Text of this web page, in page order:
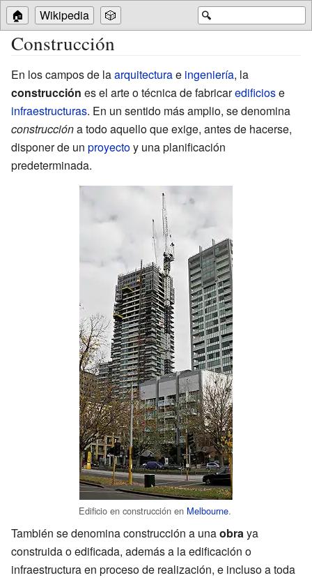
🔍
🏠 Wikipedia 🎲
Construcción
En los campos de laarquitecturae ingeniería, la
construcción es el arte o técnica de fabricaredificiose
infraestructuras. En un sentido más amplio, se denomina
construccióna todo aquello que exige, antes de hacerse,
disponer de un proyectoy una planificación
predeterminada.
Edificio en construcción en Melbourne.
También se denomina construcción a unaobra ya
construida o edificada, además a la edificación o
infraestructura en proceso de realización, e incluso a toda